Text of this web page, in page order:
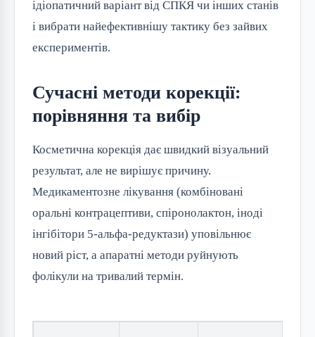
ідіопатичний варіант від СПКЯ чи інших станів
і вибрати найефективнішу тактику без зайвих
експериментів.
Сучасні методи корекції:
порівняння та вибір
Косметична корекція дає швидкий візуальний
результат, але не вирішує причину.
Медикаментозне лікування (комбіновані
оральні контрацептиви, спіронолактон, іноді
інгібітори 5-альфа-редуктази) уповільнює
новий ріст, а апаратні методи руйнують
фолікули на тривалий термін.